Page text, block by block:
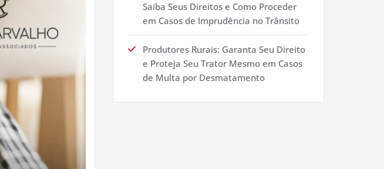
Saiba Seus Direitos e Como Proceder
em Casos de Imprudência no Trânsito
Produtores Rurais: Garanta Seu Direito
e Proteja Seu Trator Mesmo em Casos
de Multa por Desmatamento